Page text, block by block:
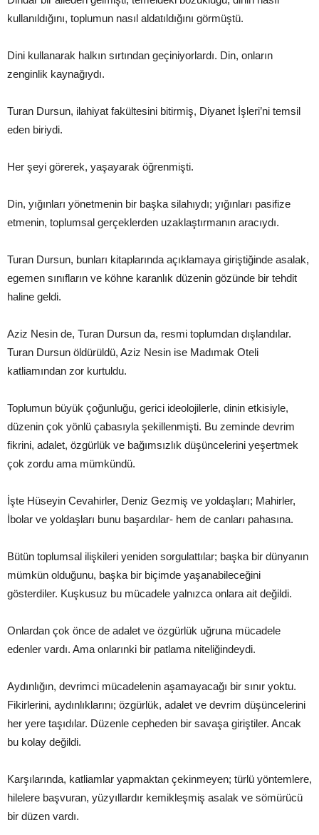
kullanıldığını, toplumun nasıl aldatıldığını görmüştü.
Dini kullanarak halkın sırtından geçiniyorlardı. Din, onların
zenginlik kaynağıydı.
Turan Dursun, ilahiyat fakültesini bitirmiş, Diyanet İşleri’ni temsil
eden biriydi.
Her şeyi görerek, yaşayarak öğrenmişti.
Din, yığınları yönetmenin bir başka silahıydı; yığınları pasifize
etmenin, toplumsal gerçeklerden uzaklaştırmanın aracıydı.
Turan Dursun, bunları kitaplarında açıklamaya giriştiğinde asalak,
egemen sınıfların ve köhne karanlık düzenin gözünde bir tehdit
haline geldi.
Aziz Nesin de, Turan Dursun da, resmi toplumdan dışlandılar.
Turan Dursun öldürüldü, Aziz Nesin ise Madımak Oteli
katliamından zor kurtuldu.
Toplumun büyük çoğunluğu, gerici ideolojilerle, dinin etkisiyle,
düzenin çok yönlü çabasıyla şekillenmişti. Bu zeminde devrim
fikrini, adalet, özgürlük ve bağımsızlık düşüncelerini yeşertmek
çok zordu ama mümkündü.
İşte Hüseyin Cevahirler, Deniz Gezmiş ve yoldaşları; Mahirler,
İbolar ve yoldaşları bunu başardılar- hem de canları pahasına.
Bütün toplumsal ilişkileri yeniden sorgulattılar; başka bir dünyanın
mümkün olduğunu, başka bir biçimde yaşanabileceğini
gösterdiler. Kuşkusuz bu mücadele yalnızca onlara ait değildi.
Onlardan çok önce de adalet ve özgürlük uğruna mücadele
edenler vardı. Ama onlarınki bir patlama niteliğindeydi.
Aydınlığın, devrimci mücadelenin aşamayacağı bir sınır yoktu.
Fikirlerini, aydınlıklarını; özgürlük, adalet ve devrim düşüncelerini
her yere taşıdılar. Düzenle cepheden bir savaşa giriştiler. Ancak
bu kolay değildi.
Karşılarında, katliamlar yapmaktan çekinmeyen; türlü yöntemlere,
hilelere başvuran, yüzyıllardır kemikleşmiş asalak ve sömürücü
bir düzen vardı.